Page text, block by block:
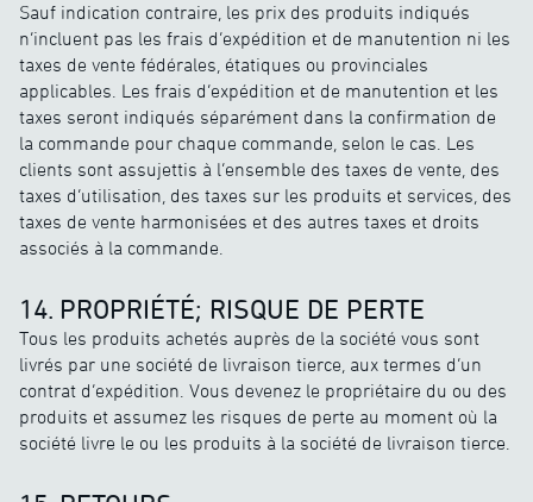
Sauf indication contraire, les prix des produits indiqués
n’incluent pas les frais d’expédition et de manutention ni les
taxes de vente fédérales, étatiques ou provinciales
applicables. Les frais d’expédition et de manutention et les
taxes seront indiqués séparément dans la confirmation de
la commande pour chaque commande, selon le cas. Les
clients sont assujettis à l’ensemble des taxes de vente, des
taxes d’utilisation, des taxes sur les produits et services, des
taxes de vente harmonisées et des autres taxes et droits
associés à la commande.
14. PROPRIÉTÉ; RISQUE DE PERTE
Tous les produits achetés auprès de la société vous sont
livrés par une société de livraison tierce, aux termes d’un
contrat d’expédition. Vous devenez le propriétaire du ou des
produits et assumez les risques de perte au moment où la
société livre le ou les produits à la société de livraison tierce.